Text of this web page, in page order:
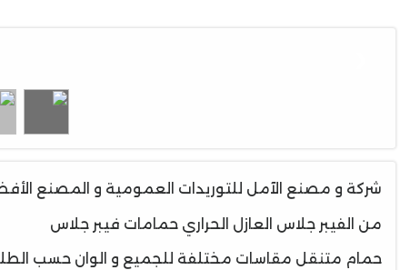
شركة و مصنع الآمل للتوريدات العمومية و المصنع
من الفيبر جلاس العازل الحراري حمامات فيبر جلاس
حمام متنقل مقاسات مختلفة للجميع و الوان حسب الطلب حمام متنقل